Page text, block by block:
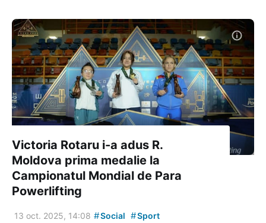
Victoria Rotaru i-a adus R.
Moldova prima medalie la
Campionatul Mondial de Para
Powerlifting
13 oct. 2025, 14:08 #Social #Sport